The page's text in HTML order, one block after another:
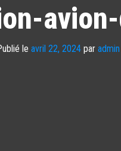
le avril 22, 2024par admin